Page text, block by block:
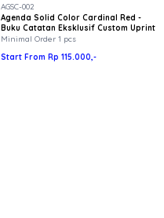
AGSC-002
Agenda Solid Color Cardinal Red -
Buku Catatan Eksklusif Custom Uprint
Minimal Order 1 pcs
Start From Rp 115.000,-